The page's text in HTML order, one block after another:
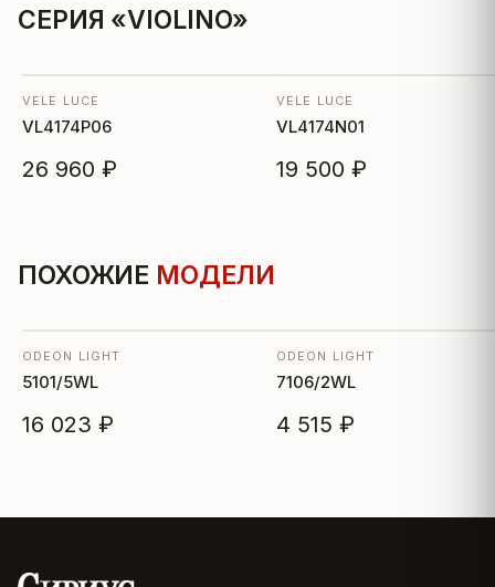
СЕРИЯ «VIOLINO»
VELE LUCE
VL4174P06
26 960 ₽
VELE LUCE
VL4174N01
19 500 ₽
ПОХОЖИЕ МОДЕЛИ
ODEON LIGHT
5101/5WL
16 023 ₽
ODEON LIGHT
7106/2WL
4 515 ₽